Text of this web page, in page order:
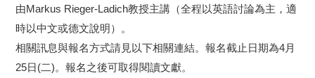
由Markus Rieger-Ladich教授主講（全程以英語討論為主，適
時以中文或德文說明）。
相關訊息與報名方式請見以下相關連結。報名截止日期為4月
25日(二)。報名之後可取得閱讀文獻。